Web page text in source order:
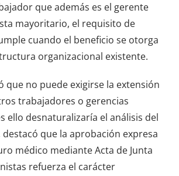
que además es el gerente
mayoritario, el requisito de
cuando el beneficio se otorga
organizacional existente.
que no puede exigirse la extensión
trabajadores o gerencias
ello desnaturalizaría el análisis del
que la aprobación expresa
médico mediante Acta de Junta
refuerza el carácter